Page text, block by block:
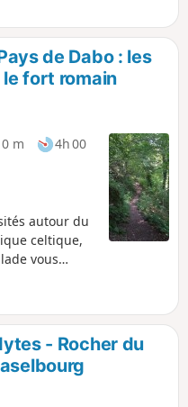
Rocher du Breitkopf à la
de Blumenthal
de Lutzelbourg, et
lavoirs aux abords de
telles sont les
cette randonnée.
de Dabo : les
fort romain
m
4h 00
autour du
celtique,
vous
est
- Rocher du